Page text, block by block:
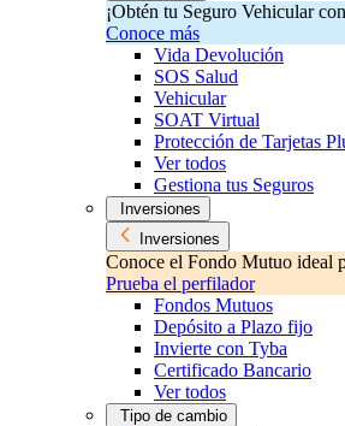
¡Obtén tu Seguro Vehicular
Conoce más
Vida Devolución
SOS Salud
Vehicular
SOAT Virtual
Protección de Tarjetas
Ver todos
Gestiona tus Seguros
Inversiones
Inversiones
Conoce el Fondo Mutuo ideal
Prueba el perfilador
Fondos Mutuos
Depósito a Plazo fijo
Invierte con Tyba
Certificado Bancario
Ver todos
Tipo de cambio